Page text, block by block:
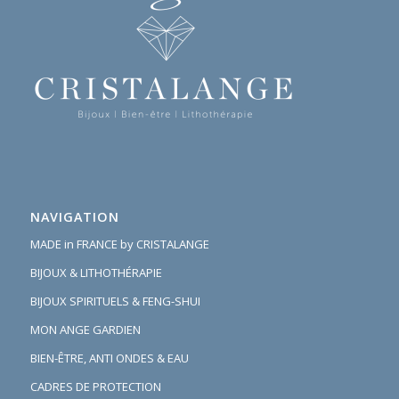
NAVIGATION
MADE in FRANCE by CRISTALANGE
BIJOUX & LITHOTHÉRAPIE
BIJOUX SPIRITUELS & FENG-SHUI
MON ANGE GARDIEN
BIEN-ÊTRE, ANTI ONDES & EAU
CADRES DE PROTECTION